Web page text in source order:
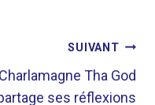
SUIVANT
Charlamagne Tha God
ses réflexions